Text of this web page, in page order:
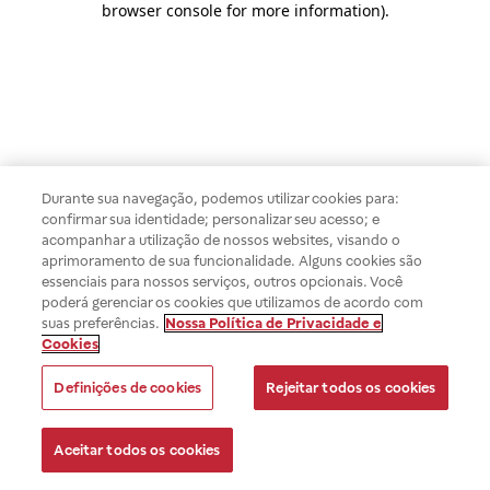
browser console for more information).
Durante sua navegação, podemos utilizar cookies para:
confirmar sua identidade; personalizar seu acesso; e
acompanhar a utilização de nossos websites, visando o
aprimoramento de sua funcionalidade. Alguns cookies são
essenciais para nossos serviços, outros opcionais. Você
poderá gerenciar os cookies que utilizamos de acordo com
suas preferências. Nossa Política de Privacidade e
Cookies
Definições de cookies Rejeitar todos os cookies
Aceitar todos os cookies